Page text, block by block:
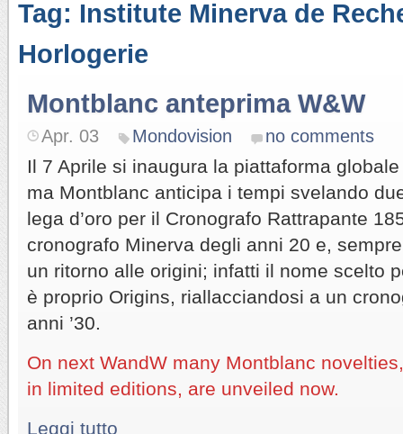
Tag: Institute Minerva de
Horlogerie
Montblanc anteprima W&W
Apr. 03 Mondovision no comments
Il 7 Aprile si inaugura la piattaforma
ma Montblanc anticipa i tempi svelando
lega d’oro per il Cronografo Rattrapante
cronografo Minerva degli anni 20 e,
un ritorno alle origini; infatti il nome scelto
è proprio Origins, riallacciandosi a un
anni ’30.
On next WandW many Montblanc
in limited editions, are unveiled now.
Leggi tutto